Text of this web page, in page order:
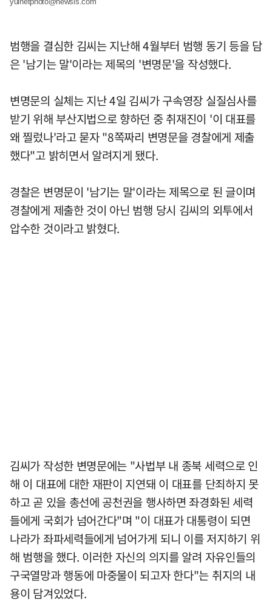
범행을 결심한 김씨는 지난해 4월부터 범행 동기 등을 담
은 '남기는 말'이라는 제목의 '변명문'을 작성했다.
변명문의 실체는 지난 4일 김씨가 구속영장 실질심사를
받기 위해 부산지법으로 향하던 중 취재진이 '이 대표를
왜 찔렀나'라고 묻자 "8쪽짜리 변명문을 경찰에게 제출
했다"고 밝히면서 알려지게 됐다.
경찰은 변명문이 '남기는 말'이라는 제목으로 된 글이며
경찰에게 제출한 것이 아닌 범행 당시 김씨의 외투에서
압수한 것이라고 밝혔다.
김씨가 작성한 변명문에는 "사법부 내 종북 세력으로 인
해 이 대표에 대한 재판이 지연돼 이 대표를 단죄하지 못
하고 곧 있을 총선에 공천권을 행사하면 좌경화된 세력
들에게 국회가 넘어간다"며 "이 대표가 대통령이 되면
나라가 좌파세력들에게 넘어가게 되니 이를 저지하기 위
해 범행을 했다. 이러한 자신의 의지를 알려 자유인들의
구국열망과 행동에 마중물이 되고자 한다"는 취지의 내
용이 담겨있었다.